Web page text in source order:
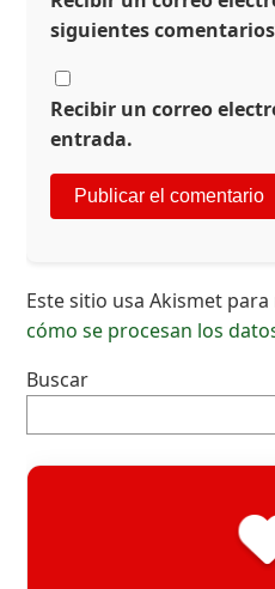
siguientes
Recibir un correo
entrada.
Este sitio usa Akismet
cómo se procesan los
Buscar